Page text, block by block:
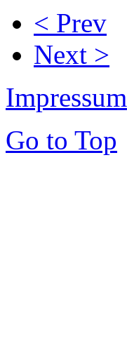
< Prev
Next >
Impressum
Go to Top